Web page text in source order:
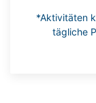
*Aktivitäten
tägliche